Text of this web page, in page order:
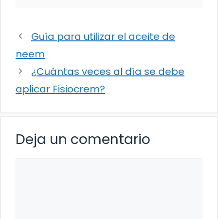
Guía para utilizar el aceite de
neem
¿Cuántas veces al día se debe
aplicar Fisiocrem?
Deja un comentario